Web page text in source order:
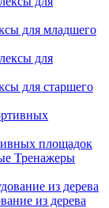
для младшего
для старшего
площадок
Тренажеры
из дерева